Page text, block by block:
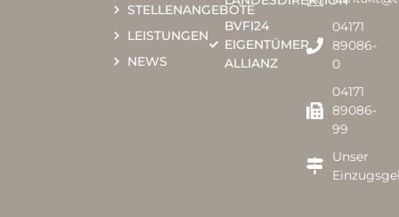
STELLENANGEBOTE
LEISTUNGEN
NEWS
BVFI24
EIGENTÜMER
ALLIANZ
04171
89086-
0​​
04171
89086-
99
Unser